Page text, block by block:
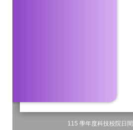
115 學年度科技校院日